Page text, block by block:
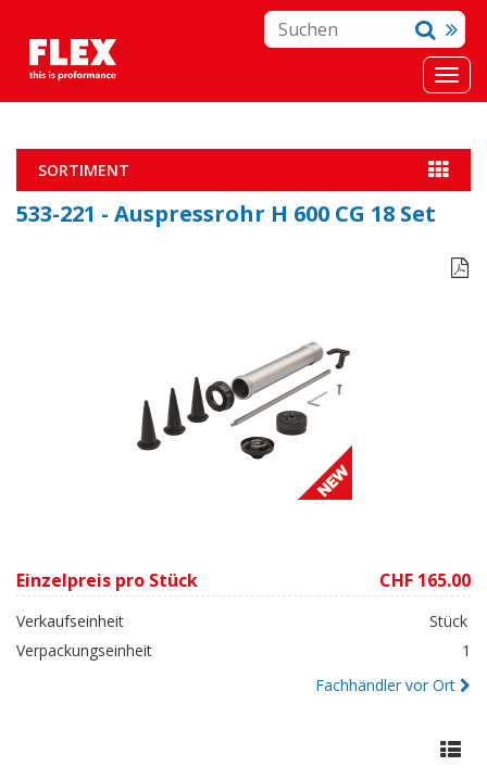
SORTIMENT
533-221 - Auspressrohr H 600 CG 18 Set

Einzelpreis pro Stück CHF 165.00
Verkaufseinheit
Stück
Verpackungseinheit
1
Fachhändler vor Ort